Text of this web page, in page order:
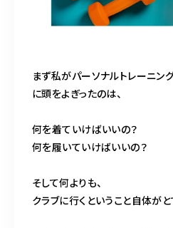
まず私がパーソナルトレーニン
に頭をよぎったのは、
何を着ていけばいいの？
何を履いていけばいいの？
そして何よりも、
クラブに行くということ自体が